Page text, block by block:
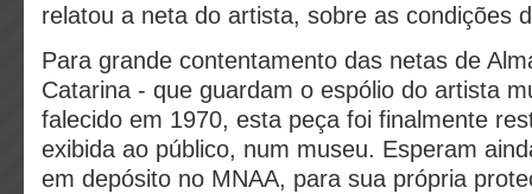
relatou a neta do artista, sobre as condições
Para grande contentamento das netas de
Catarina - que guardam o espólio do artista
falecido em 1970, esta peça foi finalmente
exibida ao público, num museu. Esperam
em depósito no MNAA, para sua própria